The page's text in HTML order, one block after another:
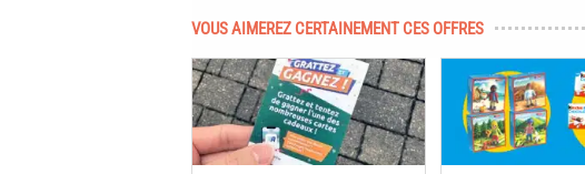
VOUS AIMEREZ CERTAINEMENT CES OFFRES